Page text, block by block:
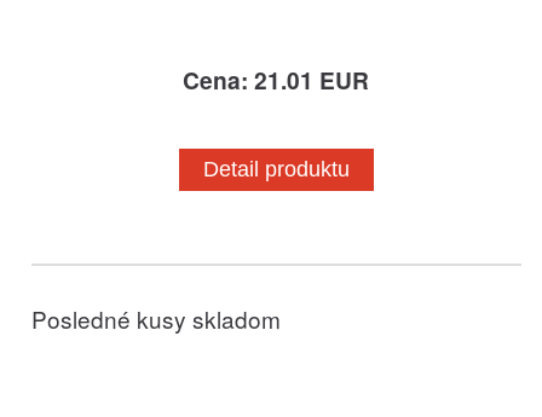
Cena: 21.01 EUR
Detail produktu
Posledné kusy skladom